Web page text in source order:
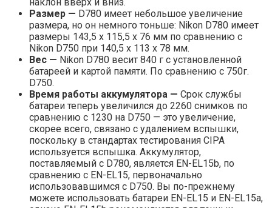
Размер — D780 имеет небольшое увеличение
размера, но он немного тоньше: Nikon D780 имеет
размеры 143,5 x 115,5 x 76 мм по сравнению с
Nikon D750 при 140,5 x 113 x 78 мм.
Вес — Nikon D780 весит 840 г с установленной
батареей и картой памяти. По сравнению с 750г.
D750.
Время работы аккумулятора — Срок службы
батареи теперь увеличился до 2260 снимков по
сравнению с 1230 на D750 — это увеличение,
скорее всего, связано с удалением вспышки,
поскольку в стандартах тестирования CIPA
используется вспышка. Аккумулятор,
поставляемый с D780, является EN-EL15b, по
сравнению с EN-EL15, первоначально
использовавшимся с D750. Вы по-прежнему
можете использовать батареи EN-EL15 и EN-EL15a,